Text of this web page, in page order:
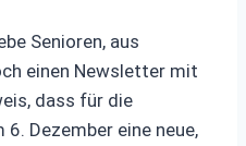
Senioren, aus
einen Newsletter mit
dass für die
Dezember eine neue,